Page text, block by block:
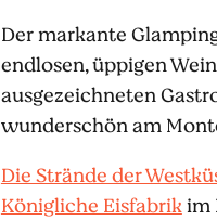
Der markante
endlosen, üppigen
ausgezeichneten
wunderschön am
Die Strände der
Königliche Eisfabrikim